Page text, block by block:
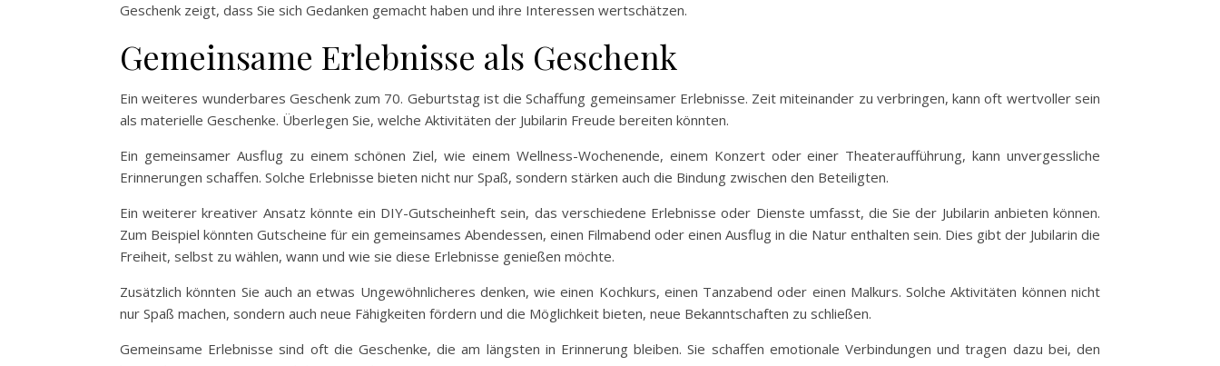
Geschenk zeigt, dass Sie sich Gedanken gemacht haben und ihre Interessen wertschätzen.
Gemeinsame Erlebnisse als Geschenk
Ein weiteres wunderbares Geschenk zum 70. Geburtstag ist die Schaffung gemeinsamer Erlebnisse. Zeit miteinander zu verbringen, kann oft wertvoller sein
als materielle Geschenke. Überlegen Sie, welche Aktivitäten der Jubilarin Freude bereiten könnten.
Ein gemeinsamer Ausflug zu einem schönen Ziel, wie einem Wellness-Wochenende, einem Konzert oder einer Theateraufführung, kann unvergessliche
Erinnerungen schaffen. Solche Erlebnisse bieten nicht nur Spaß, sondern stärken auch die Bindung zwischen den Beteiligten.
Ein weiterer kreativer Ansatz könnte ein DIY-Gutscheinheft sein, das verschiedene Erlebnisse oder Dienste umfasst, die Sie der Jubilarin anbieten können.
Zum Beispiel könnten Gutscheine für ein gemeinsames Abendessen, einen Filmabend oder einen Ausflug in die Natur enthalten sein. Dies gibt der Jubilarin die
Freiheit, selbst zu wählen, wann und wie sie diese Erlebnisse genießen möchte.
Zusätzlich könnten Sie auch an etwas Ungewöhnlicheres denken, wie einen Kochkurs, einen Tanzabend oder einen Malkurs. Solche Aktivitäten können nicht
nur Spaß machen, sondern auch neue Fähigkeiten fördern und die Möglichkeit bieten, neue Bekanntschaften zu schließen.
Gemeinsame Erlebnisse sind oft die Geschenke, die am längsten in Erinnerung bleiben. Sie schaffen emotionale Verbindungen und tragen dazu bei, den